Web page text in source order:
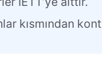
kısmından